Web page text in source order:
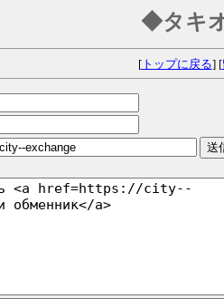
◆タキ
[トップに戻る] [